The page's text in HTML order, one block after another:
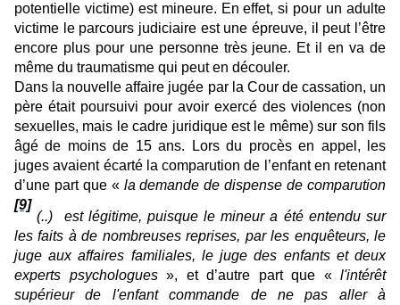
potentielle victime) est mineure. En effet, si pour un adulte
victime le parcours judiciaire est une épreuve, il peut l’être
encore plus pour une personne très jeune. Et il en va de
même du traumatisme qui peut en découler.
Dans la nouvelle affaire jugée par la Cour de cassation, un
père était poursuivi pour avoir exercé des violences (non
sexuelles, mais le cadre juridique est le même) sur son fils
âgé de moins de 15 ans. Lors du procès en appel, les
juges avaient écarté la comparution de l’enfant en retenant
d’une part que « la demande de dispense de comparution
[9]
(..) est légitime, puisque le mineur a été entendu sur
les faits à de nombreuses reprises, par les enquêteurs, le
juge aux affaires familiales, le juge des enfants et deux
experts psychologues», et d’autre part que « l'intérêt
supérieur de l'enfant commande de ne pas aller à